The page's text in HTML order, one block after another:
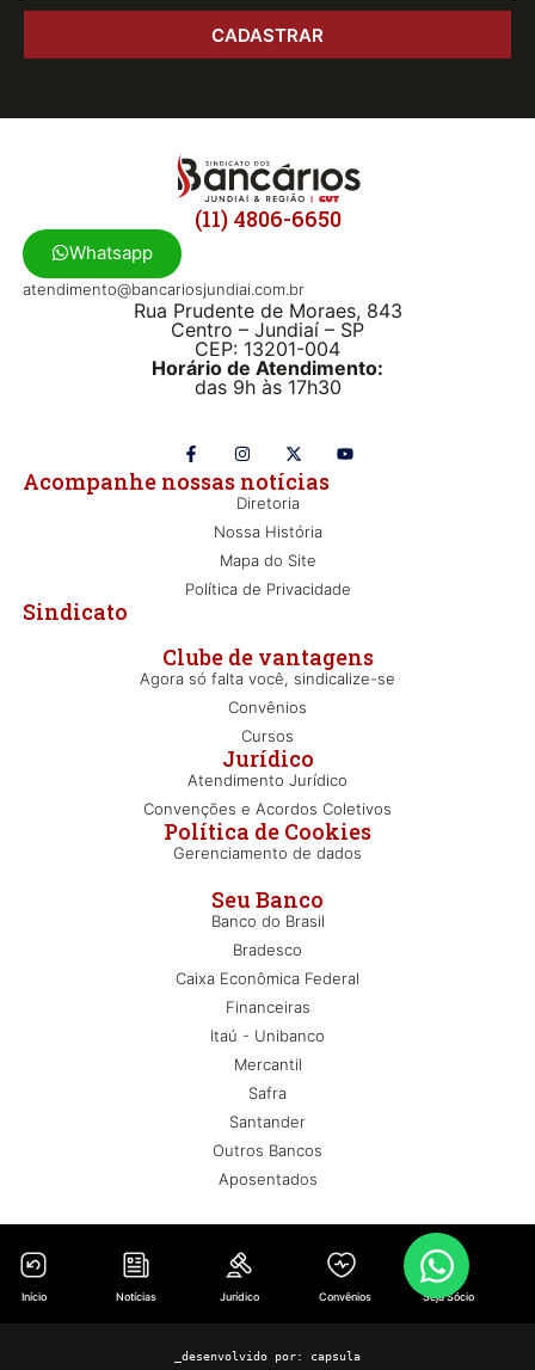
CADASTRAR
Seu Banco
Banco do Brasil
Bradesco
Caixa Econômica Federal
Financeiras
Itaú - Unibanco
Mercantil
Safra
Santander
Outros Bancos
Aposentados
Clube de vantagens
Agora só falta você, sindicalize-se
Convênios
Cursos
Jurídico
Atendimento Jurídico
Convenções e Acordos Coletivos
Política de Cookies
Gerenciamento de dados
Sindicato
Diretoria
Nossa História
Mapa do Site
Política de Privacidade
Acompanhe nossas notícias
(11) 4806-6650
Whatsapp
atendimento@bancariosjundiai.com.br
Rua Prudente de Moraes, 843
Centro – Jundiaí – SP
CEP: 13201-004
Horário de Atendimento:
das 9h às 17h30
Início Notícias Jurídico Convênios Seja Sócio
_desenvolvido por: capsula